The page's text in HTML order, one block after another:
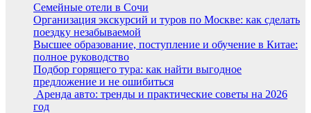
Семейные отели в Сочи
Организация экскурсий и туров по Москве: как сделать
поездку незабываемой
Высшее образование, поступление и обучение в Китае:
полное руководство
Подбор горящего тура: как найти выгодное
предложение и не ошибиться
Аренда авто: тренды и практические советы на 2026
год